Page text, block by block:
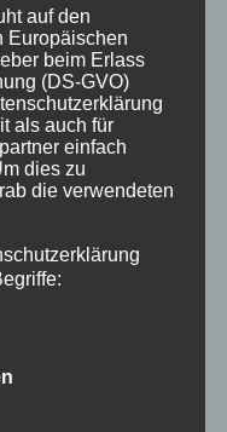
Bahnticket
Allgemein
und
Oberstdorf. Mit
DB
Sie
uns ins Allgäu
auf den
Europäischen
beim Erlass
(DS-GVO)
als auch für
einfach
dies zu
die verwendeten